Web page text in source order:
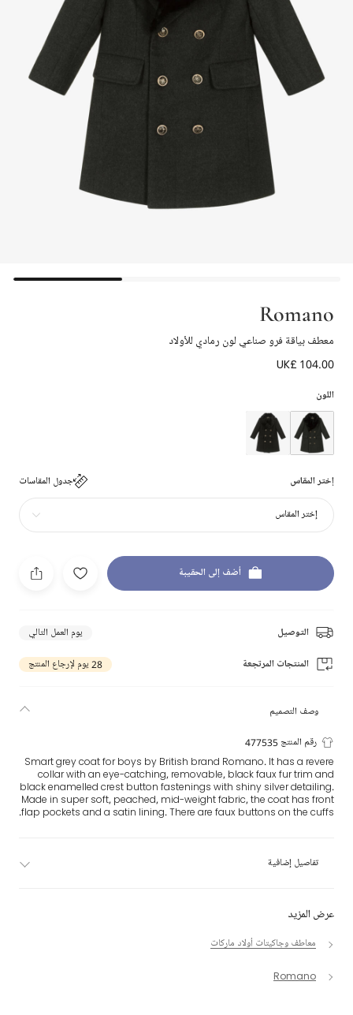
Romano
معطف بياقة فرو صناعي لون رمادي للأولاد
UK£ 104.00
اللون
إختر المقاس جدول المقاسات
إختر المقاس
أضف إلى الحقيبة
التوصيل يوم العمل التالي
المنتجات المرتجعة 28 يوم لإرجاع المنتج
عرض المزيد
معاطف وجاكيتات أولاد ماركات
Romano
وصف التصميم
رقم المنتج 477535
Smart grey coat for boys by British brand Romano. It has a revere
collar with an eye-catching, removable, black faux fur trim and
black enamelled crest button fastenings with shiny silver detailing.
Made in super soft, peached, mid-weight fabric, the coat has front
flap pockets and a satin lining. There are faux buttons on the cuffs.
تفاصيل إضافية